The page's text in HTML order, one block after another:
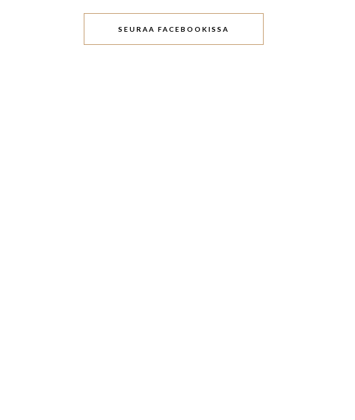
SEURAA FACEBOOKISSA